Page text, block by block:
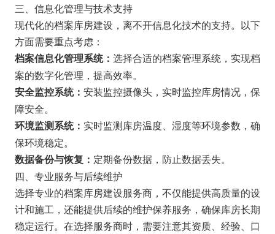
三、信息化管理与技术支持
现代化的档案库房建设，离不开信息化技术的支持。以下
方面需要重点考虑：
档案信息化管理系统： 选择合适的档案管理系统，实现档
案的数字化管理，提高效率。
安全监控系统： 安装监控摄像头，实时监控库房情况，保
障安全。
环境监测系统： 实时监测库房温度、湿度等环境参数，确
保环境稳定。
数据备份与恢复： 定期备份数据，防止数据丢失。
四、专业服务与后续维护
选择专业的档案库房建设服务商，不仅能提供高质量的设
计和施工，还能提供后续的维护保养服务，确保库房长期
稳定运行。在选择服务商时，需要注意其资质、经验、口